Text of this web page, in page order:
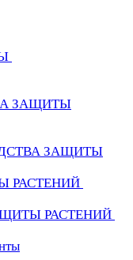
ЗАЩИТЫ
ЗАЩИТЫ
РАСТЕНИЙ
РАСТЕНИЙ